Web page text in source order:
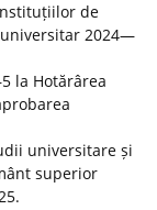
de
2024—
la Hotărârea
universitare și
superior